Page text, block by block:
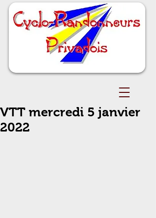
VTT mercredi 5 janvier
2022